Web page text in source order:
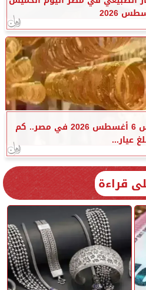
أسعار الذهب اليوم الخميس 6 أغسطس 2026 في مصر.. كم
عيار...
قراءة